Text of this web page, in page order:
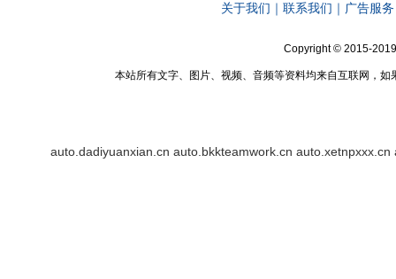
关于我们 ｜ 联系我们 ｜ 广告服务
Copyright © 2015-
本站所有文字、图片、视频、音频等资料均来自互联网，
auto.dadiyuanxian.cn auto.bkkteamwork.cn auto.xetnpxxx.cn